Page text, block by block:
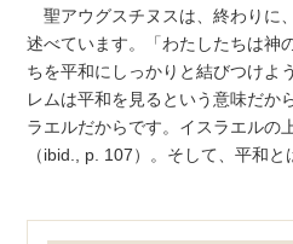
聖アウグスチヌスは、終わりに
述べています。「わたしたちは神
ちを平和にしっかりと結びつけよ
レムは平和を見るという意味だか
ラエルだからです。イスラエルの
（ibid., p. 107）。そして、平和と